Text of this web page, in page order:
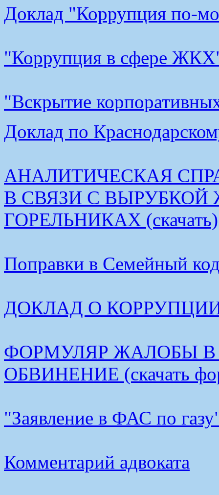
Доклад "Коррупция по-
"Коррупция в сфере ЖКХ"
"Вскрытие
Доклад по
АНАЛИТИЧЕСКАЯ
В СВЯЗИ С
ГОРЕЛЬНИКАХ (скачать)
Поправки в Семейный
ДОКЛАД О КОРРУПЦИИ
ФОРМУЛЯР ЖАЛОБЫ
ОБВИНЕНИЕ (скачать
"Заявление в ФАС по
Комментарий адвоката